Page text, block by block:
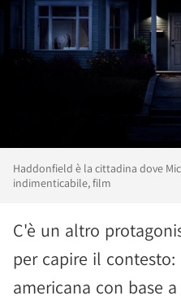
Haddonfield è la cittadina dove
indimenticabile, film
C'è un altro
per capire il
americana con base